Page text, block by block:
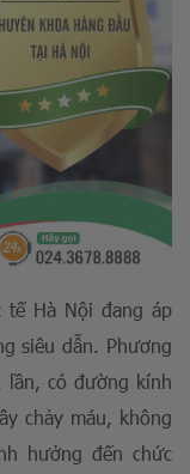
tế Hà Nội đang áp
siêu dẫn. Phương
lần, có đường kính
chảy máu, không
hưởng đến chức